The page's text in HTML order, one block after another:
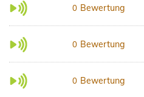
0 Bewertung
0 Bewertung
0 Bewertung